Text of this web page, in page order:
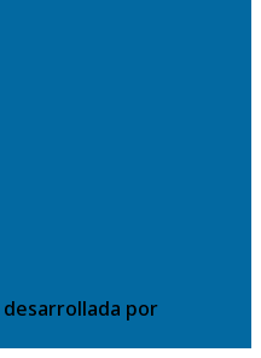
por